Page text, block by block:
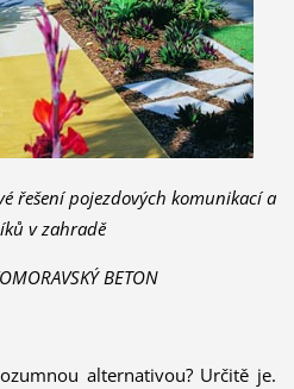
řešení pojezdových komunikací a
v zahradě
BETON
alternativou? Určitě je.